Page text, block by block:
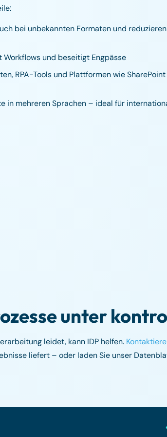
bei unbekannten Formaten und
und beseitigt Engpässe
RPA-Tools und Plattformen wie
in mehreren Sprachen – ideal für
unter
leidet, kann IDP helfen.
liefert – oder laden Sie unser